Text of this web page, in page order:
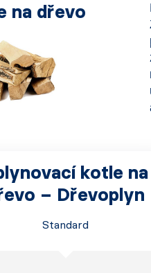
na dřevo
kotle na
– Dřevoplyn
Standard